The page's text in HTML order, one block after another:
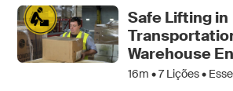
Safe Lifting in
Warehouse
16m •7Lições •